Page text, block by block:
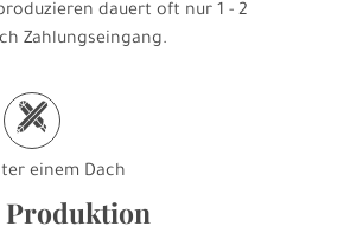
dauert oft nur 1 - 2
Zahlungseingang.
h
einem Dach
Produktion